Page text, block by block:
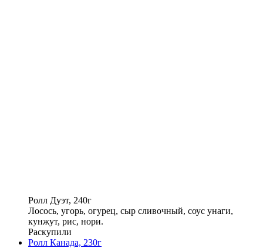
Ролл Дуэт, 240г
Лосось, угорь, огурец, сыр сливочный, соус унаги,
кунжут, рис, нори.
Раскупили
Ролл Канада, 230г